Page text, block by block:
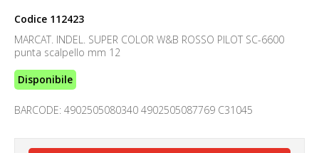
Codice 112423
MARCAT. INDEL. SUPER COLOR W&B ROSSO PILOT SC-6600
punta scalpello mm 12
Disponibile
BARCODE: 4902505080340 4902505087769 C31045